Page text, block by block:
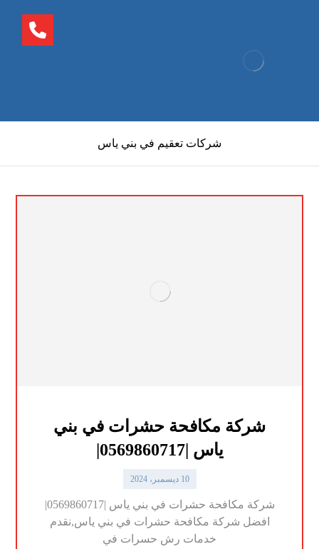
شركات تعقيم في بني ياس
شركة مكافحة حشرات في بني
ياس |0569860717|
10 ديسمبر، 2024
شركة مكافحة حشرات في بني ياس |0569860717|
افضل شركة مكافحة حشرات في بني ياس,نقدم
خدمات رش حسرات في